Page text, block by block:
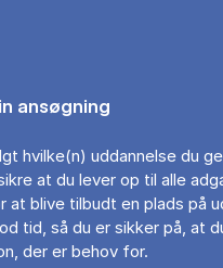
ansøgning
hvilke(n) uddannelse du
at du lever op til alle
at blive tilbudt en plads på
tid, så du er sikker på, at
der er behov for.